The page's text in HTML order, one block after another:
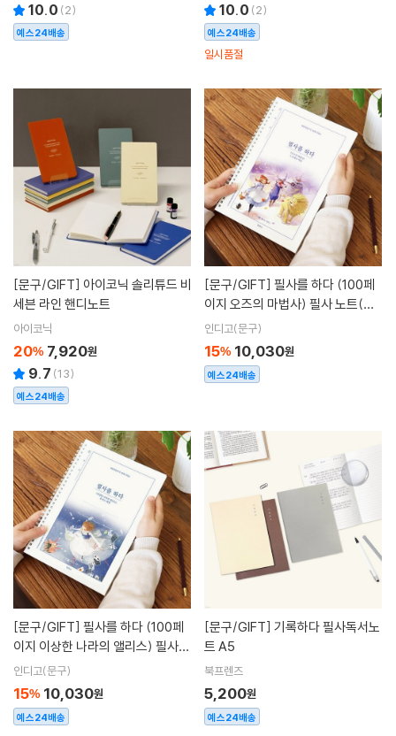
10.0 (2)
예스24배송
10.0 (2)
예스24배송
일시품절
[문구/GIFT]
세븐 라인 핸디노트
아이코닉
20% 7,920원
9.7 (13)
예스24배송
[문구/GIFT]
이지 오즈의 마법사) 필사 노트(어
른 학습지 ②)
인디고(문구)
15% 10,030원
예스24배송
[문구/GIFT]
이지 이상한 나라의 앨리스) 필사
노트(어른 학습지 ②)
인디고(문구)
15% 10,030원
예스24배송
[문구/GIFT]
트 A5
북프렌즈
5,200원
예스24배송